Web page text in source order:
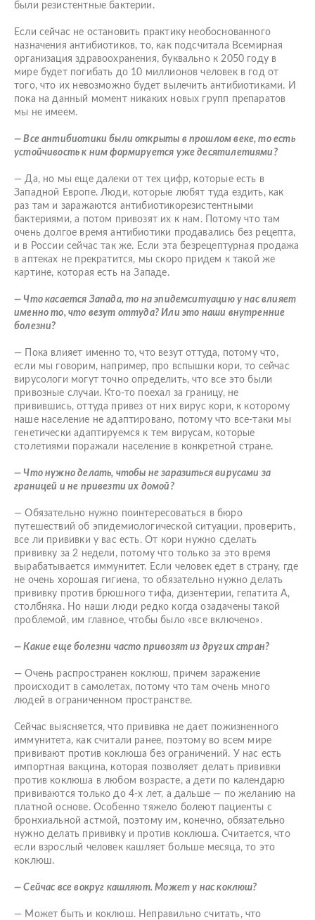
были резистентные бактерии.
Если сейчас не остановить практику необоснованного
назначения антибиотиков, то, как подсчитала Всемирная
организация здравоохранения, буквально к 2050 году в
мире будет погибать до 10 миллионов человек в год от
того, что их невозможно будет вылечить антибиотиками. И
пока на данный момент никаких новых групп препаратов
мы не имеем.
— Все антибиотики были открыты в прошлом веке, то есть
устойчивость к ним формируется уже десятилетиями?
— Да, но мы еще далеки от тех цифр, которые есть в
Западной Европе. Люди, которые любят туда ездить, как
раз там и заражаются антибиотикорезистентными
бактериями, а потом привозят их к нам. Потому что там
очень долгое время антибиотики продавались без рецепта,
и в России сейчас так же. Если эта безрецептурная продажа
в аптеках не прекратится, мы скоро придем к такой же
картине, которая есть на Западе.
— Что касается Запада, то на эпидемситуацию у нас влияет
именно то, что везут оттуда? Или это наши внутренние
болезни?
— Пока влияет именно то, что везут оттуда, потому что,
если мы говорим, например, про вспышки кори, то сейчас
вирусологи могут точно определить, что все это были
привозные случаи. Кто-то поехал за границу, не
привившись, оттуда привез от них вирус кори, к которому
наше население не адаптировано, потому что все-таки мы
генетически адаптируемся к тем вирусам, которые
столетиями поражали население в конкретной стране.
— Что нужно делать, чтобы не заразиться вирусами за
границей и не привезти их домой?
— Обязательно нужно поинтересоваться в бюро
путешествий об эпидемиологической ситуации, проверить,
все ли прививки у вас есть. От кори нужно сделать
прививку за 2 недели, потому что только за это время
вырабатывается иммунитет. Если человек едет в страну, где
не очень хорошая гигиена, то обязательно нужно делать
прививку против брюшного тифа, дизентерии, гепатита А,
столбняка. Но наши люди редко когда озадачены такой
проблемой, им главное, чтобы было «все включено».
— Какие еще болезни часто привозят из других стран?
— Очень распространен коклюш, причем заражение
происходит в самолетах, потому что там очень много
людей в ограниченном пространстве.
Сейчас выясняется, что прививка не дает пожизненного
иммунитета, как считали ранее, поэтому во всем мире
прививают против коклюша без ограничений. У нас есть
импортная вакцина, которая позволяет делать прививки
против коклюша в любом возрасте, а дети по календарю
прививаются только до 4-х лет, а дальше — по желанию на
платной основе. Особенно тяжело болеют пациенты с
бронхиальной астмой, поэтому им, конечно, обязательно
нужно делать прививку и против коклюша. Считается, что
если взрослый человек кашляет больше месяца, то это
коклюш.
— Сейчас все вокруг кашляют. Может у нас коклюш?
— Может быть и коклюш. Неправильно считать, что